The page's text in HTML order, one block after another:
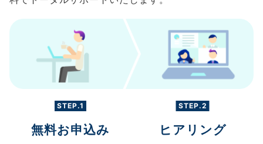
STEP.1
無料お申込み
STEP.2
ヒアリング